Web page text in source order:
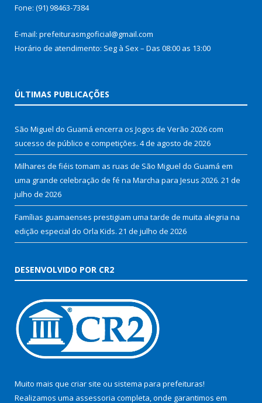
Fone: (91) 98463-7384
E-mail: prefeiturasmgoficial@gmail.com
Horário de atendimento: Seg à Sex – Das 08:00 as 13:00
ÚLTIMAS PUBLICAÇÕES
São Miguel do Guamá encerra os Jogos de Verão 2026 com
sucesso de público e competições. 4 de agosto de 2026
Milhares de fiéis tomam as ruas de São Miguel do Guamá em
uma grande celebração de fé na Marcha para Jesus 2026. 21 de
julho de 2026
Famílias guamaenses prestigiam uma tarde de muita alegria na
edição especial do Orla Kids. 21 de julho de 2026
DESENVOLVIDO POR CR2
Muito mais que criar site ou sistema para prefeituras!
Realizamos uma assessoria completa, onde garantimos em